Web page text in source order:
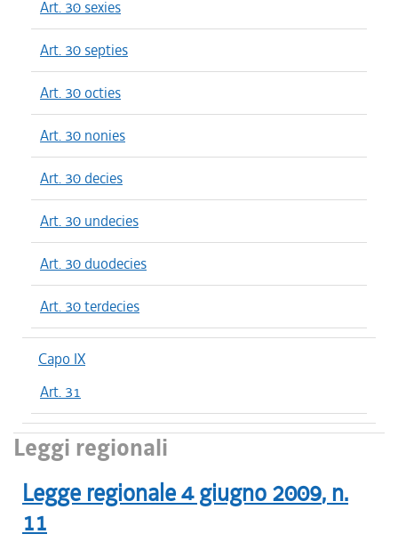
Art. 30 sexies
Art. 30 septies
Art. 30 octies
Art. 30 nonies
Art. 30 decies
Art. 30 undecies
Art. 30 duodecies
Art. 30 terdecies
Capo IX
Art. 31
Leggi regionali
Legge regionale4 giugno 2009, n.
11